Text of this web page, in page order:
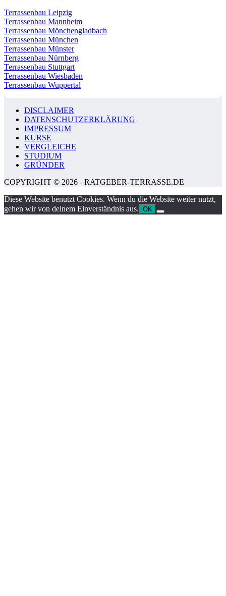
Terrassenbau Leipzig
Terrassenbau Mannheim
Terrassenbau Mönchengladbach
Terrassenbau München
Terrassenbau Münster
Terrassenbau Nürnberg
Terrassenbau Stuttgart
Terrassenbau Wiesbaden
Terrassenbau Wuppertal
DISCLAIMER
DATENSCHUTZERKLÄRUNG
IMPRESSUM
KURSE
VERGLEICHE
STUDIUM
GRÜNDER
COPYRIGHT © 2026 - RATGEBER-TERRASSE.DE
Diese Website benutzt Cookies. Wenn du die Website weiter nutzt,
gehen wir von deinem Einverständnis aus. OK